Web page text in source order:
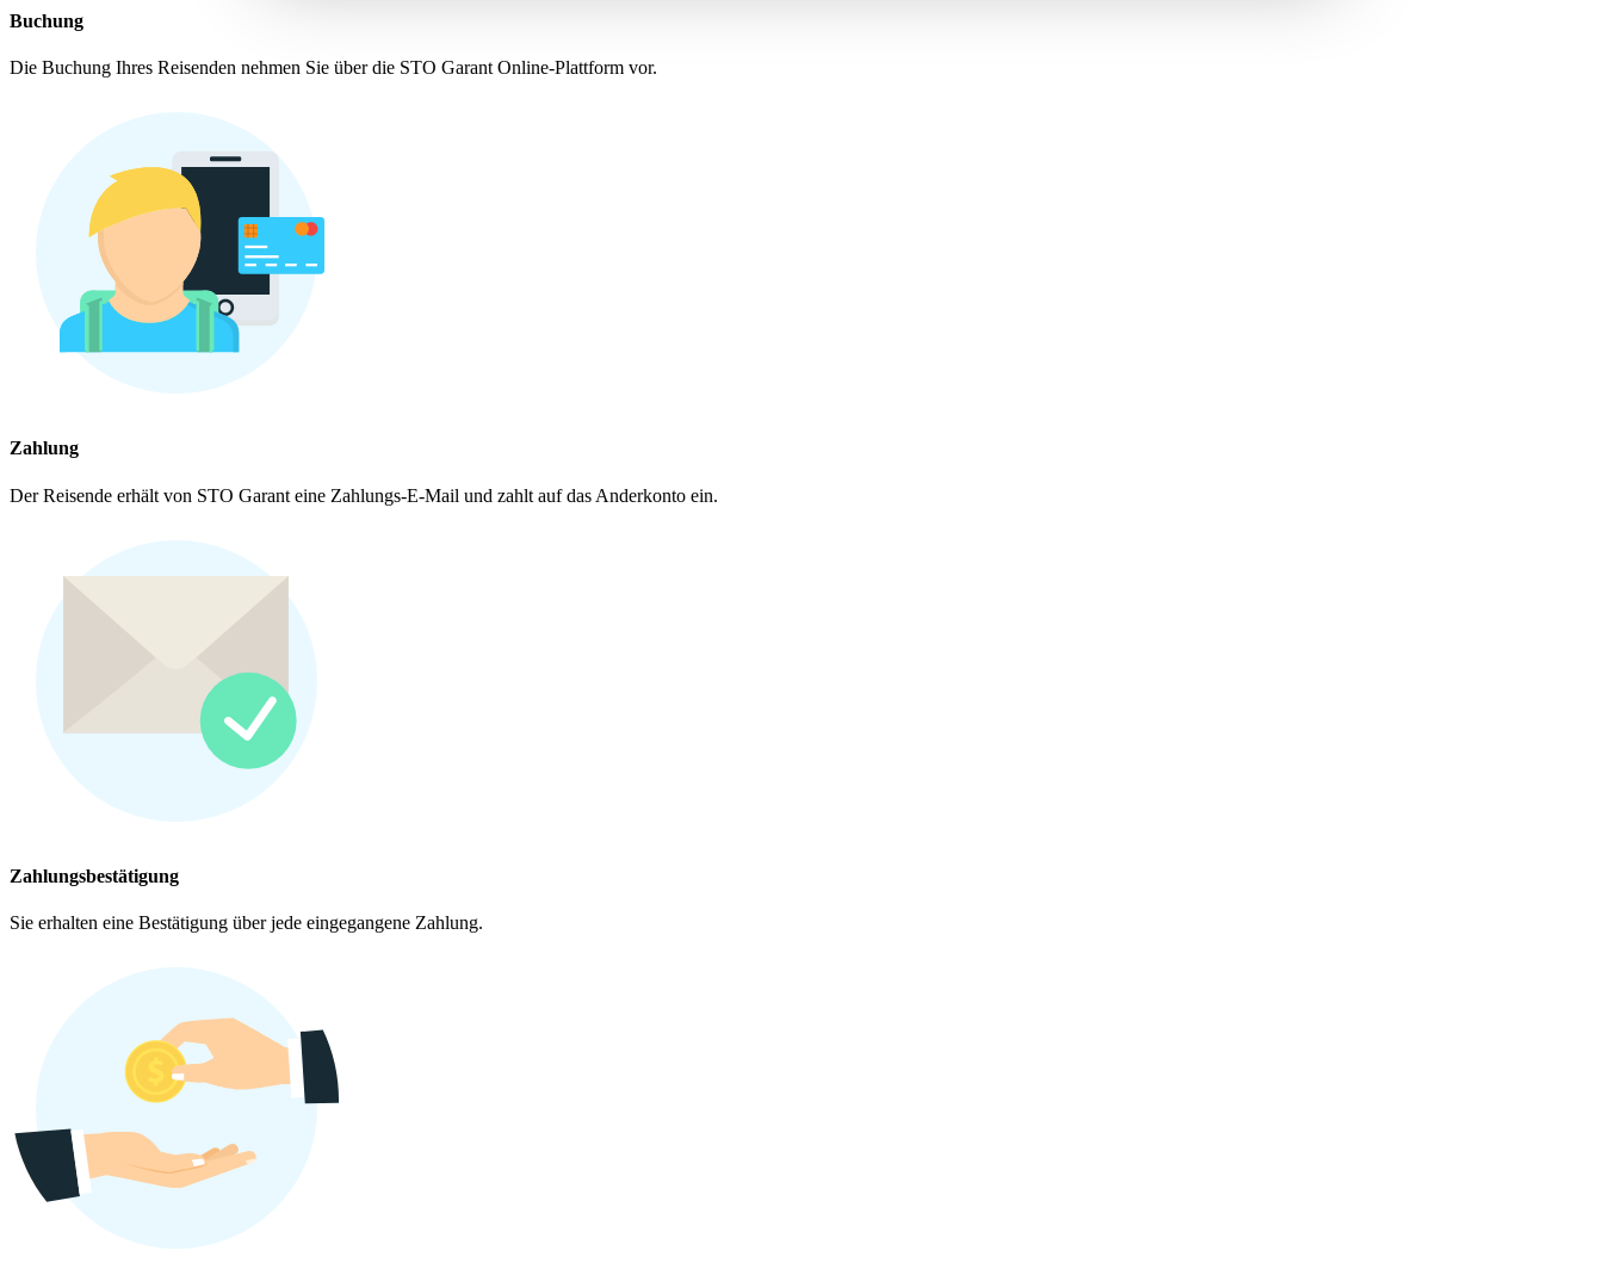
Buchung
Die Buchung Ihres Reisenden nehmen Sie über die STO Garant Online-Plattform vor.
Zahlung
Der Reisende erhält von STO Garant eine Zahlungs-E-Mail und zahlt auf das Anderkonto ein.
Zahlungsbestätigung
Sie erhalten eine Bestätigung über jede eingegangene Zahlung.